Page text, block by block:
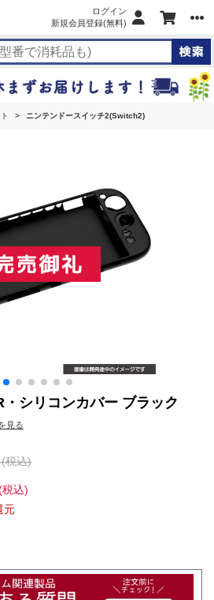
ログイン
新規会員登録(無料)
ニンテンドースイッチ2(Switch2)
・シリコンカバー ブラック
見る
(税込)
税込)
元